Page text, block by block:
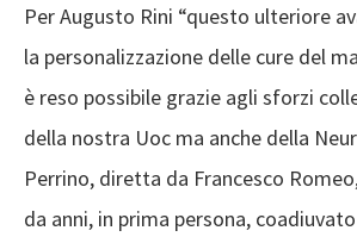
Per Augusto Rini “questo ulteriore
la personalizzazione delle cure del
è reso possibile grazie agli sforzi
della nostra Uoc ma anche della
Perrino, diretta da Francesco
da anni, in prima persona,